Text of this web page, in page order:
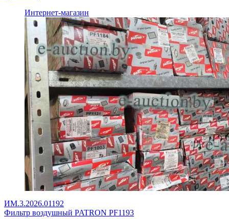
Интернет-магазин
ИМ.3.2026.01192
Фильтр воздушный PATRON PF1193